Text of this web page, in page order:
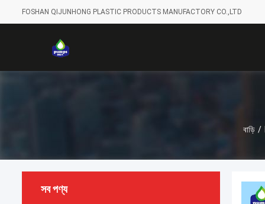
FOSHAN QIJUNHONG PLASTIC PRODUCTS MANUFACTORY CO.,LTD
বাড়ি /
সব পণ্য